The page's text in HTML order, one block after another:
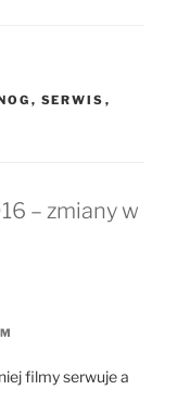
, SERWIS ,
– zmiany w
filmy serwuje a